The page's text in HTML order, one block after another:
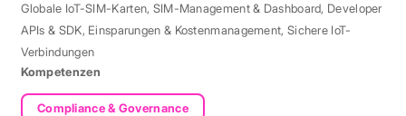
Globale IoT-SIM-Karten, SIM-Management & Dashboard, Developer
APIs & SDK, Einsparungen & Kostenmanagement, Sichere IoT-
Verbindungen
Kompetenzen
Compliance & Governance